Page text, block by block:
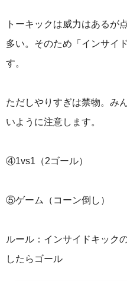
トーキックは威力はあるが
多い。そのため「インサイ
す。
ただしやりすぎは禁物。み
いように注意します。
④1vs1（2ゴール）
⑤ゲーム（コーン倒し）
ルール：インサイドキック
したらゴール